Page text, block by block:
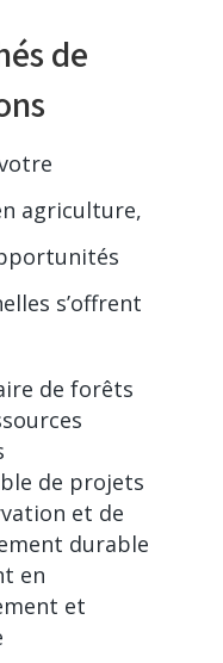
de
agriculture,
s’offrent
de forêts
de projets
et de
durable
en
et